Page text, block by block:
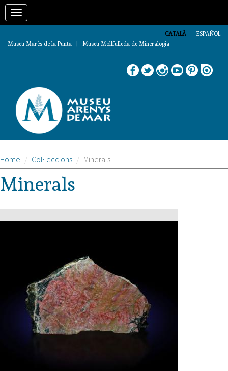
Vés
contingutToggle
ESPAÑOL
CATALÀ
Museu Marès de la Punta | Museu Mollfulleda de Mineralogia
Home Col·leccions Minerals
Minerals